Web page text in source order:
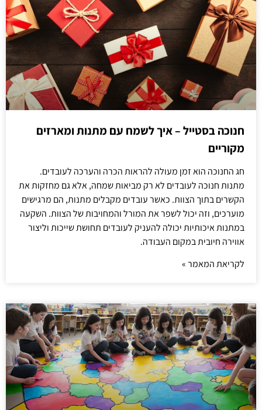
חנוכה בסטייל – איך לשמח עם מתנות ומארזים
מקוריים
חג החנוכה הוא זמן מעולה להראות הכרה והערכה לעובדים.
מתנות חנוכה לעובדים לא רק מביאות שמחה, אלא גם מחזקות את
הקשרים בתוך הצוות. כאשר עובדים מקבלים מתנות, הם מרגישים
מוערכים, וזה יכול לשפר את המורל והמחויבות של הצוות. השקעה
במתנות איכותיות יכולה להעניק לעובדים תחושת שייכות וליצור
אווירה חיובית במקום העבודה.
לקריאת המאמר »